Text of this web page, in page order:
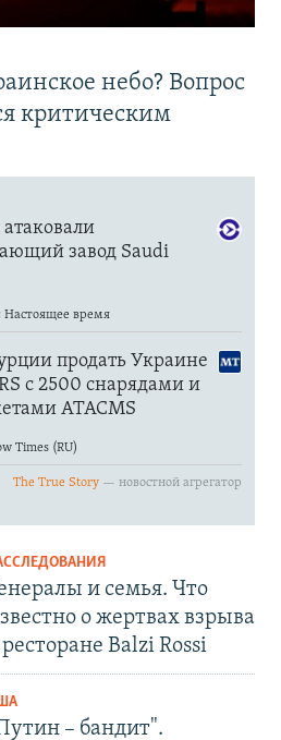
небо? Вопрос
критическим
и семья. Что
о жертвах взрыва
Balzi Rossi
– бандит".